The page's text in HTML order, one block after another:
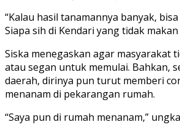
“Kalau hasil tanamannya banyak,
Siapa sih di Kendari yang tidak makan
Siska menegaskan agar masyarakat
atau segan untuk memulai. Bahkan,
daerah, dirinya pun turut memberi
menanam di pekarangan rumah.
“Saya pun di rumah menanam,”